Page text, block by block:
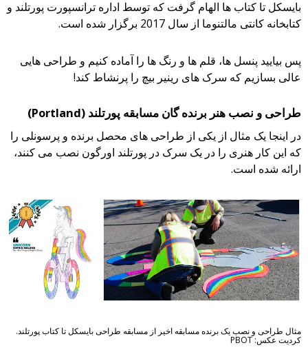
بایسکل تا کتاب ها الهام گرفت که توسط اداره ترانسپورت پورتلند و
کتابخانه کانتی مالتنوما از سال 2017 برگزار شده است.
پس بیایید پنسل ها، قلم ها و رنگ ها را آماده کنیم و طراحی هایی
عالی بسازیم که سرک های رینیر بیچ را پرنشاط کند!
طراحی و نصب هنر برنده گان مسابقه پورتلند (Portland)
در اینجا یک مثال از یکی از طراحی های محصل برنده و پرسونلی را
که این کار هنری را در یک سرک در پورتلند اورگون نصب می کنند،
ارائه شده است.
مثال طراحی و نصب یک برنده مسابقه اخیر از مسابقه طراحی بایسکل تا کتاب پورتلند.
کردیت عکس: PBOT